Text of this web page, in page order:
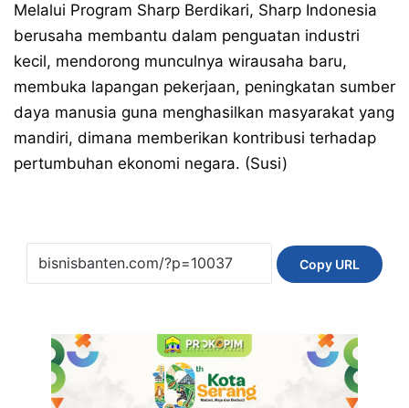
Melalui Program Sharp Berdikari, Sharp Indonesia
berusaha membantu dalam penguatan industri
kecil, mendorong munculnya wirausaha baru,
membuka lapangan pekerjaan, peningkatan sumber
daya manusia guna menghasilkan masyarakat yang
mandiri, dimana memberikan kontribusi terhadap
pertumbuhan ekonomi negara. (Susi)
Copy URL